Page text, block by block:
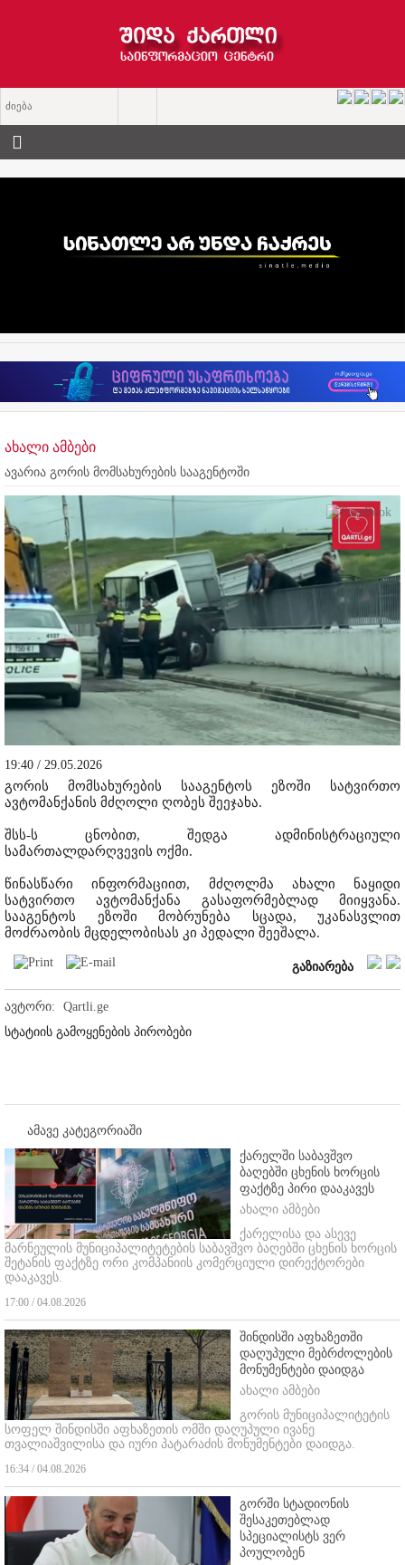
ახალი ამბები
ავარია გორის მომსახურების სააგენტოში
19:40 / 29.05.2026
გორის მომსახურების სააგენტოს ეზოში სატვირთო
ავტომანქანის მძღოლი ღობეს შეეჯახა.
შსს-ს ცნობით, შედგა ადმინისტრაციული
სამართალდარღვევის ოქმი.
წინასწარი ინფორმაციით, მძღოლმა ახალი ნაყიდი
სატვირთო ავტომანქანა გასაფორმებლად მიიყვანა.
სააგენტოს ეზოში მობრუნება სცადა, უკანასვლით
მოძრაობის მცდელობისას კი პედალი შეეშალა.
გაზიარება
ავტორი:
Qartli.ge
სტატიის გამოყენების პირობები
ამავე კატეგორიაში
ქარელში საბავშვო
ბაღებში ცხენის ხორცის
ფაქტზე პირი დააკავეს
ახალი ამბები
ქარელისა და ასევე
მარნეულის მუნიციპალიტეტების საბავშვო ბაღებში ცხენის ხორცის
შეტანის ფაქტზე ორი კომპანიის კომერციული დირექტორები
დააკავეს.
17:00 / 04.08.2026
შინდისში აფხაზეთში
დაღუპული მებრძოლების
მონუმენტები დაიდგა
ახალი ამბები
გორის მუნიციპალიტეტის
სოფელ შინდისში აფხაზეთის ომში დაღუპული ივანე
თვალიაშვილისა და იური პატარაძის მონუმენტები დაიდგა.
16:34 / 04.08.2026
გორში სტადიონის
შესაკეთებლად
სპეციალისტს ვერ
პოულობენ